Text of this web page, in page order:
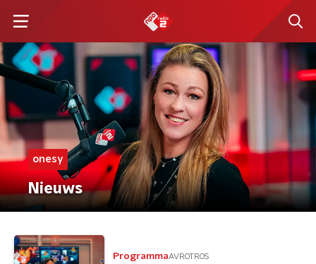
onesy
Nieuws
ProgrammaAVROTROS